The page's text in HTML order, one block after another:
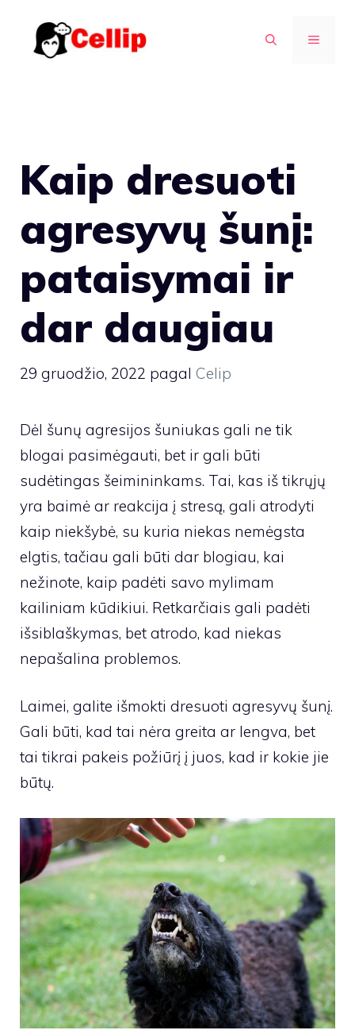
turinio
MENIU
Kaip dresuoti
agresyvų šunį:
pataisymai ir
dar daugiau
29 gruodžio, 2022 pagal Celip
Dėl šunų agresijos šuniukas gali ne tik
blogai pasimėgauti, bet ir gali būti
sudėtingas šeimininkams. Tai, kas iš tikrųjų
yra baimė ar reakcija į stresą, gali atrodyti
kaip niekšybė, su kuria niekas nemėgsta
elgtis, tačiau gali būti dar blogiau, kai
nežinote, kaip padėti savo mylimam
kailiniam kūdikiui. Retkarčiais gali padėti
išsiblaškymas, bet atrodo, kad niekas
nepašalina problemos.
Laimei, galite išmokti dresuoti agresyvų šunį.
Gali būti, kad tai nėra greita ar lengva, bet
tai tikrai pakeis požiūrį į juos, kad ir kokie jie
būtų.